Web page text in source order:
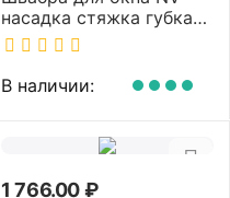
насадка стяжка губка
30 см телескопическая
рукоятка 70-110 см NV-
W3011
В наличии:
1 766.00₽